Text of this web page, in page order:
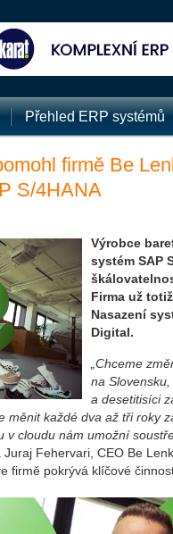
Přehled ERP systémů
firmě Be
S/4HANA
Výrobce
systém SAP
Firma už
Nasazení
Digital.
„Chceme
na
a desetitisíci
měnit každé dva až tři roky
v cloudu nám umožní
Juraj Fehervari, CEO Be
firmě pokrývá klíčové